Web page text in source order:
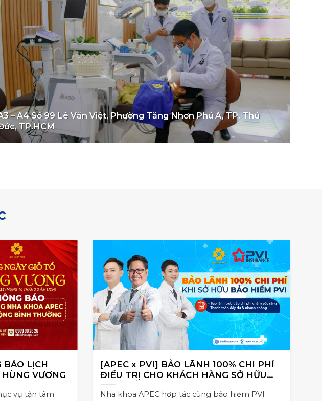
– A4 Số 99 Lê Văn Việt, Phường Tăng Nhơn Phú A, TP. Thủ
TP.HCM
BÁO LỊCH
VƯƠNG
vụ tận tâm
[APEC x PVI] BẢO LÃNH 100% CHI PHÍ
ĐIỀU TRỊ CHO KHÁCH HÀNG SỞ HỮU
BẢO HIỂM PVI
Nha khoa APEC hợp tác cùng bảo hiểm PVI